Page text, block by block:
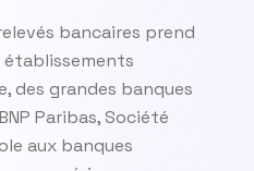
bancaires prend
établissements
des grandes banques
Paribas, Société
aux banques